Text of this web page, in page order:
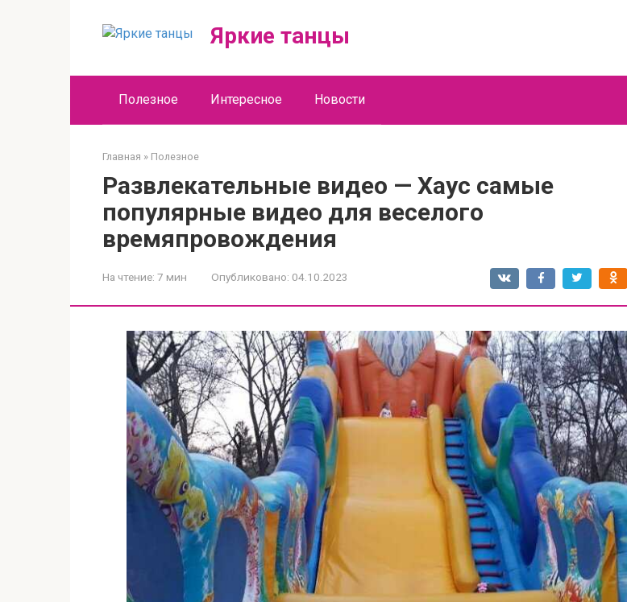
Яркие танцы
Полезное Интересное Новости
Главная » Полезное
Развлекательные видео — Хаус самые
популярные видео для веселого
времяпровождения
На чтение: 7 мин Опубликовано: 04.10.2023